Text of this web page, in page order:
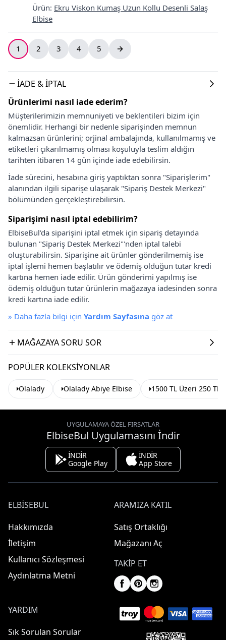
Ürün: Ekru Viskon Kumaş Uzun Kollu Desenli Salaş
Elbise
1 2 3 4 5
İADE & İPTAL
Ürünlerimi nasıl iade ederim?
Müşterilerimizin memnuniyeti ve beklentileri bizim için
önemlidir. Herhangi bir nedenle siparişinden memnun
kalmazsan ürünlerini; orjinal ambalajında, kullanılmamış ve
etiketleri çıkarılmamış olması koşuluyla teslim aldığın
tarihten itibaren 14 gün içinde iade edebilirsin.
İade sürecini, hesabına giriş yaptıktan sonra "Siparişlerim"
alanından ilgili siparişe ulaşarak "Sipariş Destek Merkezi"
bölümünden gerçekleştirebilirsin.
Siparişimi nasıl iptal edebilirim?
ElbiseBul'da siparişini iptal etmek için sipariş detayında
bulunan "Sipariş Destek Merkezi"'nden iptal talebi
oluşturabilirsin. Siparişine ait ürünler gönderilmemiş ise
iptal işlemi hemen başlatılır ve ödemiş olduğun tutar kredi
kartına hemen iade edilir. Ürün gönderimi yapılmış ise
ödemiş olduğun tutar ürünlerin mağazaya iadesinden sonra
kredi kartına iade edilir.
» Daha fazla bilgi için Yardım Sayfasına göz at
MAĞAZAYA SORU SOR
POPÜLER KOLEKSIYONLAR
Olalady Olalady Abiye Elbise 1500 TL Üzeri 250 TL
UYGULAMAYA ÖZEL FIRSATLAR
ElbiseBul Uygulamasını İndir
İNDİR
Google Play
İNDİR
App Store
ELBISEBUL
Hakkımızda
İletişim
Kullanıcı Sözleşmesi
Aydınlatma Metni
ARAMIZA KATIL
Satış Ortaklığı
Mağazanı Aç
TAKIP ET
YARDIM
Sık Sorulan Sorular